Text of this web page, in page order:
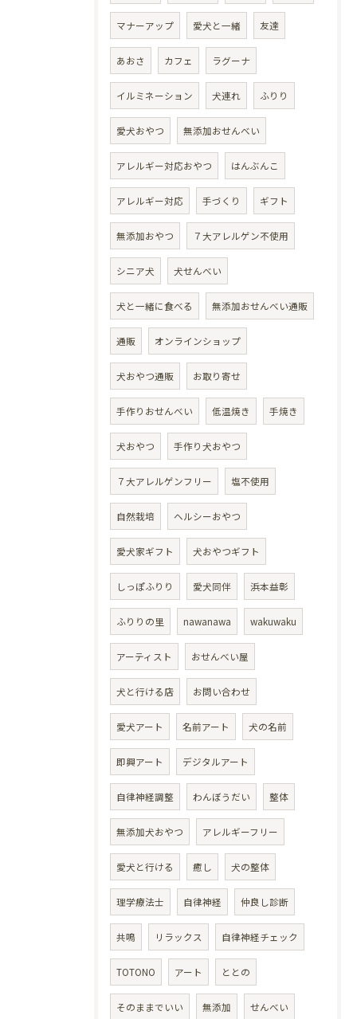
マナーアップ 愛犬と一緒 友達
あおさ カフェ ラグーナ
イルミネーション 犬連れ ふりり
愛犬おやつ 無添加おせんべい
アレルギー対応おやつ はんぶんこ
アレルギー対応 手づくり ギフト
無添加おやつ ７大アレルゲン不使用
シニア犬 犬せんべい
犬と一緒に食べる 無添加おせんべい通販
通販 オンラインショップ
犬おやつ通販 お取り寄せ
手作りおせんべい 低温焼き 手焼き
犬おやつ 手作り犬おやつ
７大アレルゲンフリー 塩不使用
自然栽培 ヘルシーおやつ
愛犬家ギフト 犬おやつギフト
しっぽふりり 愛犬同伴 浜本益彰
ふりりの里 nawanawa wakuwaku
アーティスト おせんべい屋
犬と行ける店 お問い合わせ
愛犬アート 名前アート 犬の名前
即興アート デジタルアート
自律神経調整 わんぼうだい 整体
無添加犬おやつ アレルギーフリー
愛犬と行ける 癒し 犬の整体
理学療法士 自律神経 仲良し診断
共鳴 リラックス 自律神経チェック
TOTONO アート ととの
そのままでいい 無添加 せんべい